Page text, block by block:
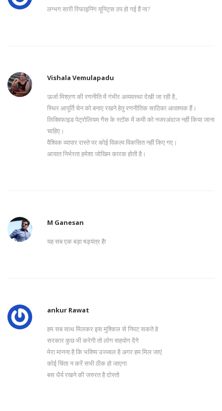
लग्भग सारी रिफाइनिंग यूनिट्स ठप हो गई हैं ना?
Vishala Vemulapadu
ऊर्जा मिश्रण की रणनीति में गंभीर अव्यवस्था देखी जा रही है。
स्थिर आपूर्ति चेन को बनाए रखने हेतु रणनीतिक साठिका आवश्यक हैं।
लिक्विफाइड पेट्रोलियम गैस के स्टॉक में कमी को नजरअंदाज नहीं किया जाना
चाहिए।
वैश्विक व्यापार रास्ते पर कोई विकल्प विकसित नहीं किए गए।
आयात निर्भरता हमेशा जोखिम कारक होती है।
M Ganesan
यह सब एक बड़ा षड्यंत्र है!
ankur Rawat
हम सब साथ मिलकर इस मुश्किल से निपट सकते हे
सरकार कुछ भी करेगी तो लोग सहयोग देंगे
मेरा मानना है कि भविष्य उज्ज्वल है अगर हम मिल जाएं
कोई चिंता न करें सभी ठीक हो जाएगा
बस धैर्य रखने की जरुरत है दोस्तो